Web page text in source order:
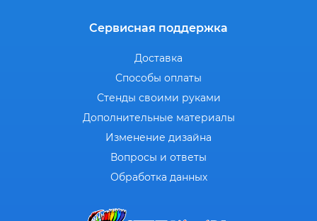
Сервисная поддержка
Доставка
Способы оплаты
Стенды своими руками
Дополнительные материалы
Изменение дизайна
Вопросы и ответы
Обработка данных